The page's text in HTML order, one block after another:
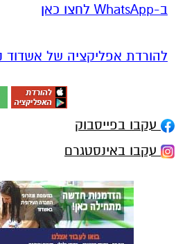
ב-WhatsApp לחצו כאן
להורדת אפליקציה של אשדוד
עקבו בפייסבוק
עקבו באינסטגרם